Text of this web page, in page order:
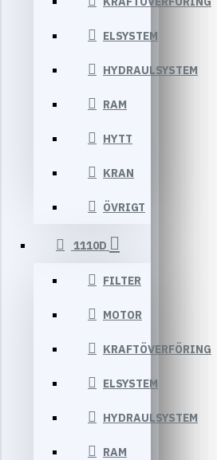
ELSYSTEM
HYDRAULSYSTEM
RAM
HYTT
KRAN
ÖVRIGT
1110D
FILTER
MOTOR
KRAFTÖVERFÖRING
ELSYSTEM
HYDRAULSYSTEM
RAM